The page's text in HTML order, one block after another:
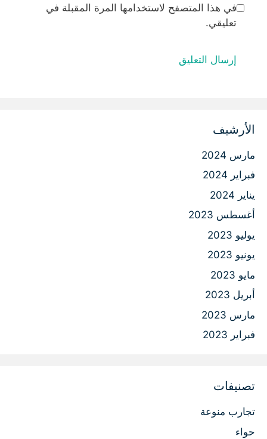
في هذا المتصفح لاستخدامها المرة المقبلة في
تعليقي.
الأرشيف
مارس 2024
فبراير 2024
يناير 2024
أغسطس 2023
يوليو 2023
يونيو 2023
مايو 2023
أبريل 2023
مارس 2023
فبراير 2023
تصنيفات
تجارب منوعة
حواء